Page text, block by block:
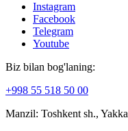
Instagram
Facebook
Telegram
Youtube
Biz bilan bog'laning:
+998 55 518 50 00
Manzil: Toshkent sh.,